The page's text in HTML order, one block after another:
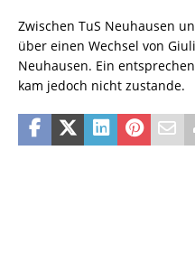
Zwischen TuS Neuhausen
über einen Wechsel von
Neuhausen. Ein
kam jedoch nicht zustande.